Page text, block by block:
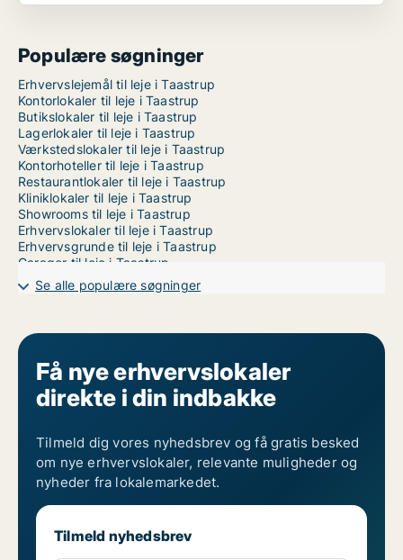
Populære søgninger
Erhvervslejemål til leje i Taastrup
Kontorlokaler til leje i Taastrup
Butikslokaler til leje i Taastrup
Lagerlokaler til leje i Taastrup
Værkstedslokaler til leje i Taastrup
Kontorhoteller til leje i Taastrup
Restaurantlokaler til leje i Taastrup
Kliniklokaler til leje i Taastrup
Showrooms til leje i Taastrup
Erhvervslokaler til leje i Taastrup
Erhvervsgrunde til leje i Taastrup
Garager til leje i Taastrup
Kontorfællesskaber til leje i København
Se alle populære søgninger
Få nye erhvervslokaler
direkte i din indbakke
Tilmeld dig vores nyhedsbrev og få gratis besked
om nye erhvervslokaler, relevante muligheder og
nyheder fra lokalemarkedet.
Tilmeld nyhedsbrev